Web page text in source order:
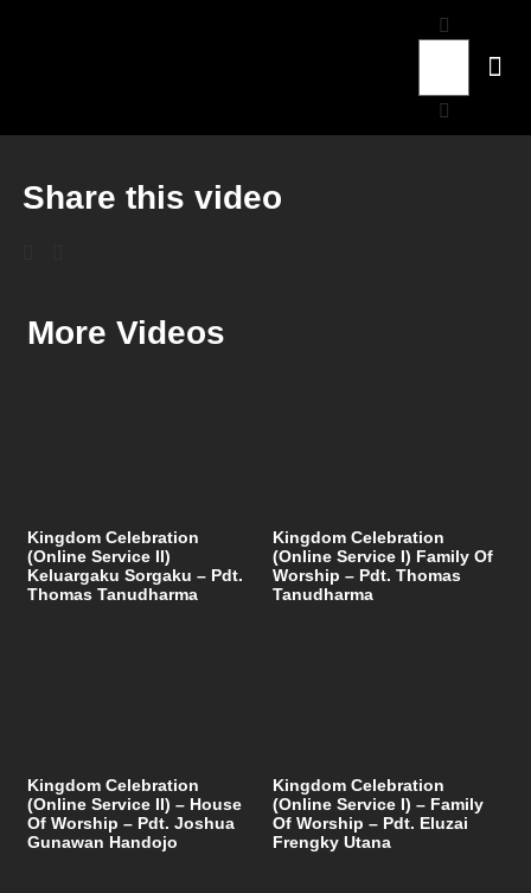
Share this video
More Videos
Kingdom Celebration
(Online Service II)
Keluargaku Sorgaku – Pdt.
Thomas Tanudharma
Kingdom Celebration
(Online Service I) Family Of
Worship – Pdt. Thomas
Tanudharma
Kingdom Celebration
(Online Service II) – House
Of Worship – Pdt. Joshua
Gunawan Handojo
Kingdom Celebration
(Online Service I) – Family
Of Worship – Pdt. Eluzai
Frengky Utana